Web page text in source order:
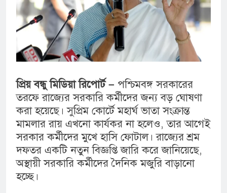
প্রিয় বন্ধু মিডিয়া রিপোর্ট – পশ্চিমবঙ্গ সরকারের
তরফে রাজ্যের সরকারি কর্মীদের জন্য বড় ঘোষণা
করা হয়েছে। সুপ্রিম কোর্টে মহার্ঘ ভাতা সংক্রান্ত
মামলার রায় এখনো কার্যকর না হলেও, তার আগেই
সরকার কর্মীদের মুখে হাসি ফোটাল। রাজ্যের শ্রম
দফতর একটি নতুন বিজ্ঞপ্তি জারি করে জানিয়েছে,
অস্থায়ী সরকারি কর্মীদের দৈনিক মজুরি বাড়ানো
হচ্ছে।